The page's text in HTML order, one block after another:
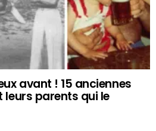
avant ! 15 anciennes
leurs parents qui le